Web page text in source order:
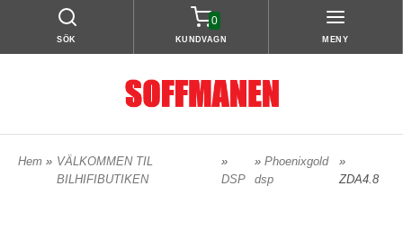
SÖK
0
KUNDVAGN MENY
Hem » VÄLKOMMEN TIL
BILHIFIBUTIKEN
»
DSP
» Phoenixgold
dsp
»
ZDA4.8